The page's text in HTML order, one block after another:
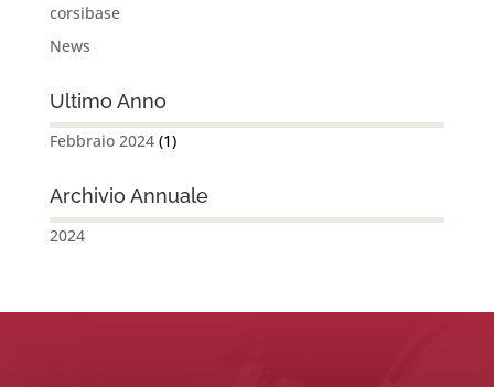
corsibase
News
Ultimo Anno
Febbraio 2024(1)
Archivio Annuale
2024